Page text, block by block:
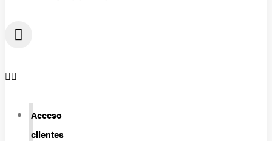
Acceso
clientes